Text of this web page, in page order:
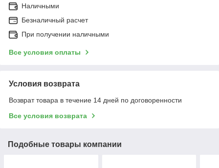
Наличными
Безналичный расчет
При получении наличными
Все условия оплаты
Условия возврата
Возврат товара в течение 14 дней по договоренности
Все условия возврата
Подобные товары компании